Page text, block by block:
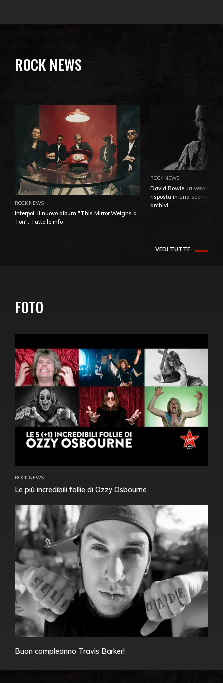
ROCK NEWS
ROCK NEWS
Interpol, il nuovo album "This Mirror Weighs a
Ton". Tutte le info
ROCK NEWS
David Bowie, la vera
risposta in una
archivi
VEDI TUTTE
FOTO
ROCK NEWS
Le più incredibili follie di Ozzy Osbourne
Buon compleanno Travis Barker!